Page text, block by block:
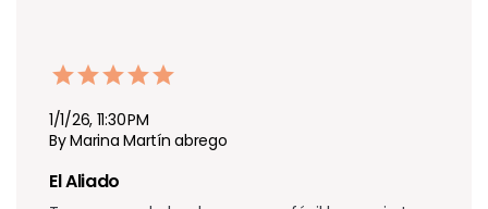
1/1/26, 11:30 PM
By Marina Martín abrego
El Aliado